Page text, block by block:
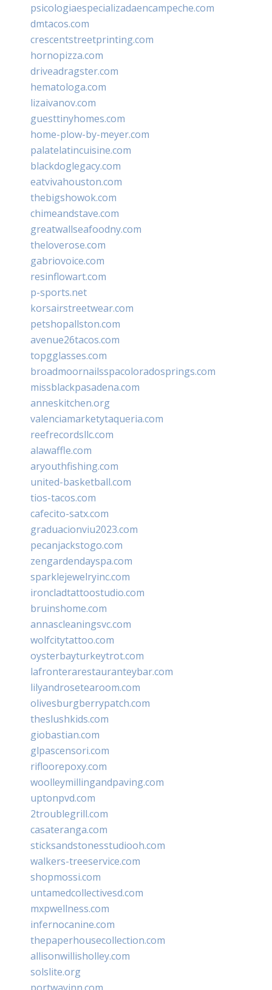
psicologiaespecializadaencampeche.com
dmtacos.com
crescentstreetprinting.com
hornopizza.com
driveadragster.com
hematologa.com
lizaivanov.com
guesttinyhomes.com
home-plow-by-meyer.com
palatelatincuisine.com
blackdoglegacy.com
eatvivahouston.com
thebigshowok.com
chimeandstave.com
greatwallseafoodny.com
theloverose.com
gabriovoice.com
resinflowart.com
p-sports.net
korsairstreetwear.com
petshopallston.com
avenue26tacos.com
topgglasses.com
broadmoornailsspacoloradosprings.com
missblackpasadena.com
anneskitchen.org
valenciamarketytaqueria.com
reefrecordsllc.com
alawaffle.com
aryouthfishing.com
united-basketball.com
tios-tacos.com
cafecito-satx.com
graduacionviu2023.com
pecanjackstogo.com
zengardendayspa.com
sparklejewelryinc.com
ironcladtattoostudio.com
bruinshome.com
annascleaningsvc.com
wolfcitytattoo.com
oysterbayturkeytrot.com
lafronterarestauranteybar.com
lilyandrosetearoom.com
olivesburgberrypatch.com
theslushkids.com
giobastian.com
glpascensori.com
rifloorepoxy.com
woolleymillingandpaving.com
uptonpvd.com
2troublegrill.com
casateranga.com
sticksandstonesstudiooh.com
walkers-treeservice.com
shopmossi.com
untamedcollectivesd.com
mxpwellness.com
infernocanine.com
thepaperhousecollection.com
allisonwillisholley.com
solslite.org